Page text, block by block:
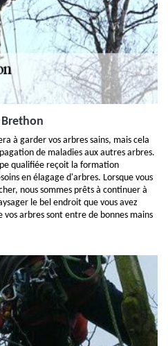
à garder vos arbres sains, mais cela
de maladies aux autres arbres.
qualifiée reçoit la formation
en élagage d'arbres. Lorsque vous
nous sommes prêts à continuer à
le bel endroit que vous avez
vos arbres sont entre de bonnes mains